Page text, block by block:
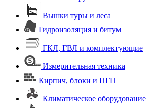
Вышки туры и леса
Гидроизоляция и битум
ГКЛ, ГВЛ и комплектующие
Измерительная техника
Кирпич, блоки и ПГП
Климатическое оборудование